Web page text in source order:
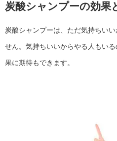
炭酸シャンプーの効果
炭酸シャンプーは、ただ気持ちい
せん。気持ちいいからやる人もい
果に期待もできます。